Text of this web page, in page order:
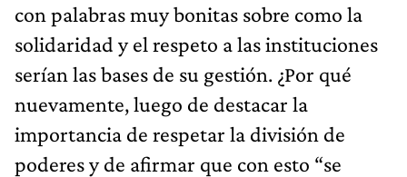
con palabras muy bonitas sobre como la
solidaridad y el respeto a las instituciones
serían las bases de su gestión. ¿Por qué
nuevamente, luego de destacar la
importancia de respetar la división de
poderes y de afirmar que con esto “se